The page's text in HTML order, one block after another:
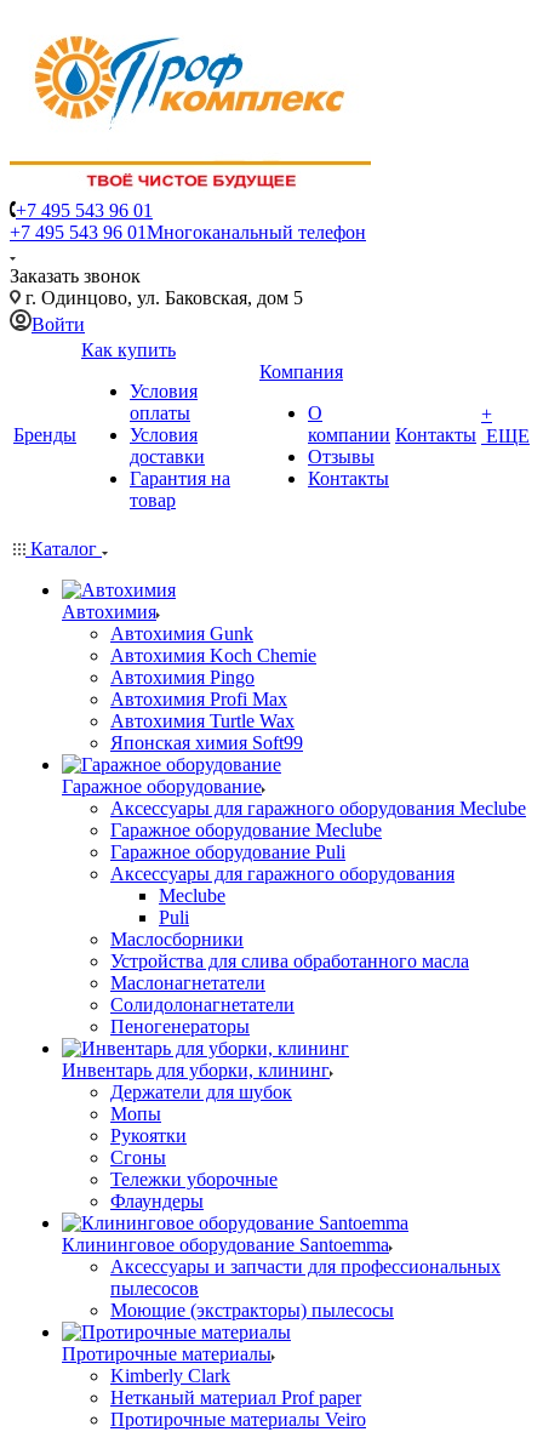
+7 495 543 96 01
+7 495 543 96 01Многоканальный телефон
Заказать звонок
г. Одинцово, ул. Баковская, дом 5
Войти
Бренды
Как купить
Условия
оплаты
Условия
доставки
Гарантия на
товар
Компания
О
компании
Отзывы
Контакты
Контакты
+
ЕЩЕ
Каталог
Автохимия
Автохимия Gunk
Автохимия Koch Chemie
Автохимия Pingo
Автохимия Profi Max
Автохимия Turtle Wax
Японская химия Soft99
Гаражное оборудование
Аксессуары для гаражного оборудования Meclube
Гаражное оборудование Meclube
Гаражное оборудование Puli
Аксессуары для гаражного оборудования
Meclube
Puli
Маслосборники
Устройства для слива обработанного масла
Маслонагнетатели
Солидолонагнетатели
Пеногенераторы
Инвентарь для уборки, клининг
Держатели для шубок
Мопы
Рукоятки
Сгоны
Тележки уборочные
Флаундеры
Клининговое оборудование Santoemma
Аксессуары и запчасти для профессиональных
пылесосов
Моющие (экстракторы) пылесосы
Протирочные материалы
Kimberly Clark
Нетканый материал Prof paper
Протирочные материалы Veiro